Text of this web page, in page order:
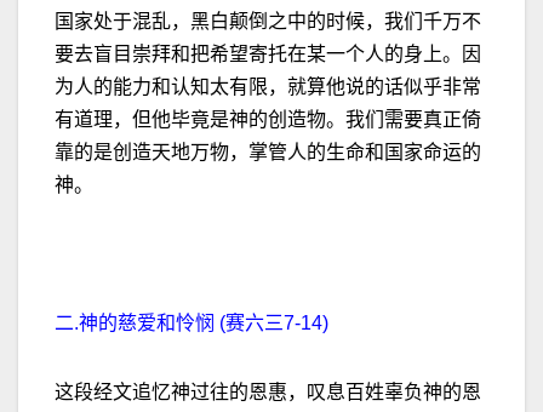
国家处于混乱，黑白颠倒之中的时候，我们千万不
要去盲目崇拜和把希望寄托在某一个人的身上。因
为人的能力和认知太有限，就算他说的话似乎非常
有道理，但他毕竟是神的创造物。我们需要真正倚
靠的是创造天地万物，掌管人的生命和国家命运的
神。
二.神的慈爱和怜悯 (赛六三7-14)
这段经文追忆神过往的恩惠，叹息百姓辜负神的恩